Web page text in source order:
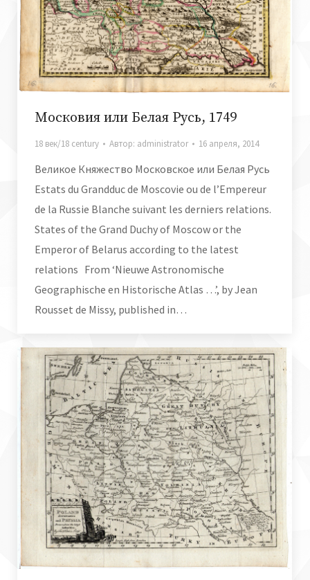
Московия или Белая Русь, 1749
18 век/18 century Автор: administrator 16 апреля, 2014
Великое Княжество Московское или Белая Русь
Estats du Grandduc de Moscovie ou de l’Empereur
de la Russie Blanche suivant les derniers relations.
States of the Grand Duchy of Moscow or the
Emperor of Belarus according to the latest
relations From ‘Nieuwe Astronomische
Geographische en Historische Atlas …’, by Jean
Rousset de Missy, published in…